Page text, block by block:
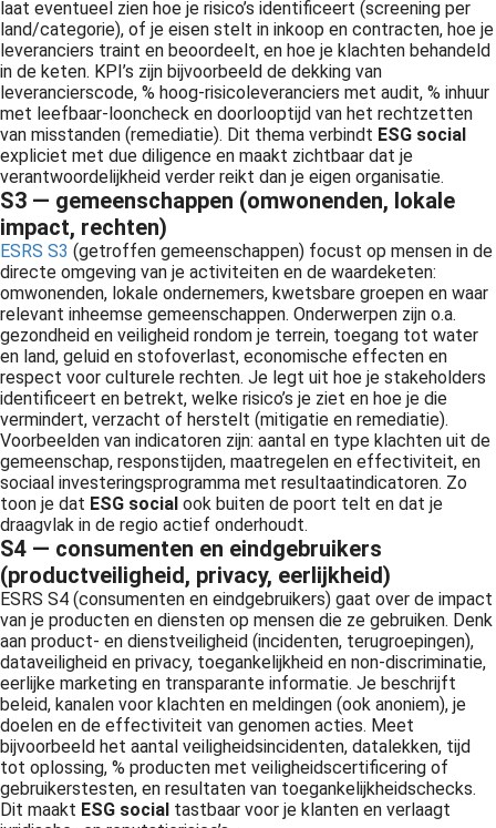
laat eventueel zien hoe je risico’s identificeert (screening per
land/categorie), of je eisen stelt in inkoop en contracten, hoe je
leveranciers traint en beoordeelt, en hoe je klachten behandeld
in de keten. KPI’s zijn bijvoorbeeld de dekking van
leverancierscode, % hoog-risicoleveranciers met audit, % inhuur
met leefbaar-looncheck en doorlooptijd van het rechtzetten
van misstanden (remediatie). Dit thema verbindt ESG social
expliciet met due diligence en maakt zichtbaar dat je
verantwoordelijkheid verder reikt dan je eigen organisatie.
S3 — gemeenschappen (omwonenden, lokale
impact, rechten)
ESRS S3 (getroffen gemeenschappen) focust op mensen in de
directe omgeving van je activiteiten en de waardeketen:
omwonenden, lokale ondernemers, kwetsbare groepen en waar
relevant inheemse gemeenschappen. Onderwerpen zijn o.a.
gezondheid en veiligheid rondom je terrein, toegang tot water
en land, geluid en stofoverlast, economische effecten en
respect voor culturele rechten. Je legt uit hoe je stakeholders
identificeert en betrekt, welke risico’s je ziet en hoe je die
vermindert, verzacht of herstelt (mitigatie en remediatie).
Voorbeelden van indicatoren zijn: aantal en type klachten uit de
gemeenschap, responstijden, maatregelen en effectiviteit, en
sociaal investeringsprogramma met resultaatindicatoren. Zo
toon je dat ESG social ook buiten de poort telt en dat je
draagvlak in de regio actief onderhoudt.
S4 — consumenten en eindgebruikers
(productveiligheid, privacy, eerlijkheid)
ESRS S4 (consumenten en eindgebruikers) gaat over de impact
van je producten en diensten op mensen die ze gebruiken. Denk
aan product- en dienstveiligheid (incidenten, terugroepingen),
dataveiligheid en privacy, toegankelijkheid en non-discriminatie,
eerlijke marketing en transparante informatie. Je beschrijft
beleid, kanalen voor klachten en meldingen (ook anoniem), je
doelen en de effectiviteit van genomen acties. Meet
bijvoorbeeld het aantal veiligheidsincidenten, datalekken, tijd
tot oplossing, % producten met veiligheidscertificering of
gebruikerstesten, en resultaten van toegankelijkheidschecks.
Dit maakt ESG social tastbaar voor je klanten en verlaagt